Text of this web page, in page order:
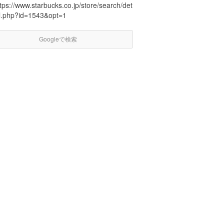
www.starbucks.co.jp/store/search/det
Googleで検索